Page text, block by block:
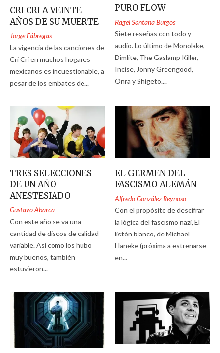
CRI CRI A VEINTE
AÑOS DE SU MUERTE
Jorge Fábregas
La vigencia de las canciones de
Cri Cri en muchos hogares
mexicanos es incuestionable, a
pesar de los embates de...
PURO FLOW
Ragel Santana Burgos
Siete reseñas con todo y
audio. Lo último de Monolake,
Dimlite, The Gaslamp Killer,
Incise, Jonny Greengood,
Onra y Shigeto....
TRES SELECCIONES
DE UN AÑO
ANESTESIADO
Gustavo Abarca
Con este año se va una
cantidad de discos de calidad
variable. Así como los hubo
muy buenos, también
estuvieron...
EL GERMEN DEL
FASCISMO ALEMÁN
Alfredo González Reynoso
Con el propósito de descifrar
la lógica del fascismo nazi, El
listón blanco, de Michael
Haneke (próxima a estrenarse
en...